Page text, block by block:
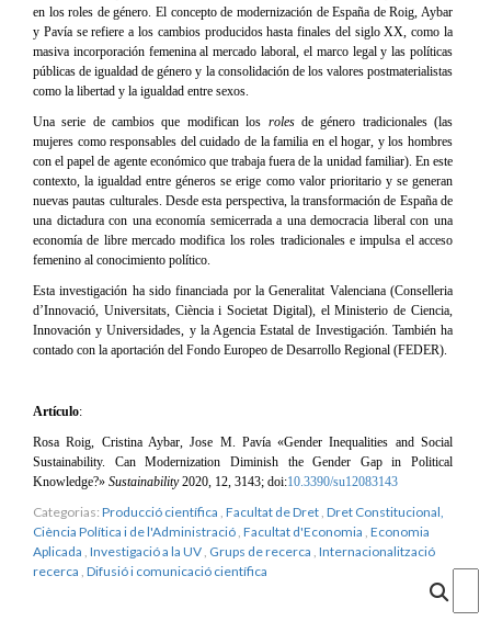
en los roles de género. El concepto de modernización de España de Roig, Aybar
y Pavía se refiere a los cambios producidos hasta finales del siglo XX, como la
masiva incorporación femenina al mercado laboral, el marco legal y las políticas
públicas de igualdad de género y la consolidación de los valores postmaterialistas
como la libertad y la igualdad entre sexos.
Una serie de cambios que modifican los rolesde género tradicionales (las
mujeres como responsables del cuidado de la familia en el hogar, y los hombres
con el papel de agente económico que trabaja fuera de la unidad familiar). En este
contexto, la igualdad entre géneros se erige como valor prioritario y se generan
nuevas pautas culturales. Desde esta perspectiva, la transformación de España de
una dictadura con una economía semicerrada a una democracia liberal con una
economía de libre mercado modifica los roles tradicionales e impulsa el acceso
femenino al conocimiento político.
Esta investigación ha sido financiada por la Generalitat Valenciana (Conselleria
d’Innovació, Universitats, Ciència i Societat Digital), el Ministerio de Ciencia,
Innovación y Universidades, y la Agencia Estatal de Investigación. También ha
contado con la aportación del Fondo Europeo de Desarrollo Regional (FEDER).
Artículo:
Rosa Roig, Cristina Aybar, Jose M. Pavía «Gender Inequalities and Social
Sustainability. Can Modernization Diminish the Gender Gap in Political
Knowledge?» Sustainability2020, 12, 3143; doi:10.3390/su12083143
Categorias: Producció científica , Facultat de Dret, Dret Constitucional,
Ciència Política i de l'Administració, Facultat d'Economia , Economia
Aplicada , Investigació a la UV, Grups de recerca , Internacionalització
recerca , Difusió i comunicació científica